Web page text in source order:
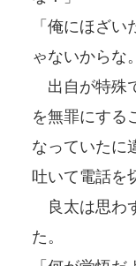
「俺にほざ
ゃないからな
出自が特殊
を無罪にする
なっていたに
吐いて電話を
良太は思わ
た。